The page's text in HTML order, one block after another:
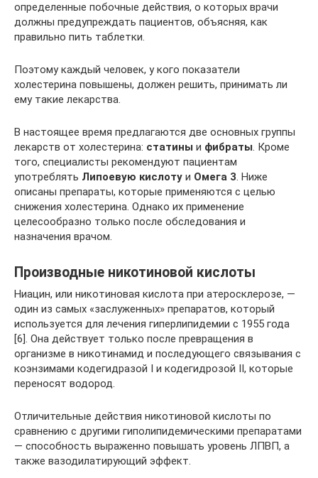
определенные побочные действия, о которых врачи
должны предупреждать пациентов, объясняя, как
правильно пить таблетки.
Поэтому каждый человек, у кого показатели
холестерина повышены, должен решить, принимать ли
ему такие лекарства.
В настоящее время предлагаются две основных группы
лекарств от холестерина: статины и фибраты. Кроме
того, специалисты рекомендуют пациентам
употреблять Липоевую кислоту и Омега 3. Ниже
описаны препараты, которые применяются с целью
снижения холестерина. Однако их применение
целесообразно только после обследования и
назначения врачом.
Производные никотиновой кислоты
Ниацин, или никотиновая кислота при атеросклерозе, —
один из самых «заслуженных» препаратов, который
используется для лечения гиперлипидемии с 1955 года
[6]. Она действует только после превращения в
организме в никотинамид и последующего связывания с
коэнзимами кодегидразой I и кодегидрозой II, которые
переносят водород.
Отличительные действия никотиновой кислоты по
сравнению с другими гиполипидемическими препаратами
— способность выраженно повышать уровень ЛПВП, а
также вазодилатирующий эффект.